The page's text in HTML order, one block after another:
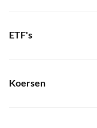
ETF's
Koersen